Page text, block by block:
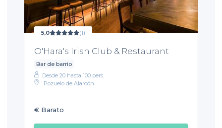
5,0 (1)
O'Hara's Irish Club & Restaurant
Bar de barrio
Desde 20 hasta 100 pers.
Pozuelo de Alarcón
€ Barato